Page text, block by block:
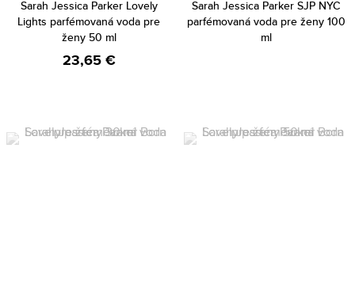
Sarah Jessica Parker Lovely
Lights parfémovaná voda pre
ženy 50 ml
23,65 €
Sarah Jessica Parker SJP NYC
parfémovaná voda pre ženy 100
ml